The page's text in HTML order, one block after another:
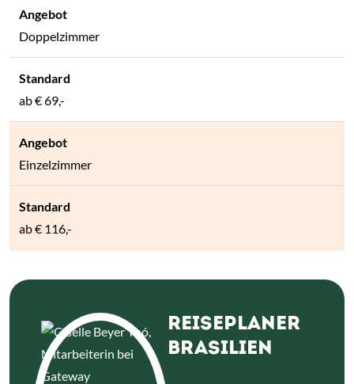
Doppelzimmer
ab€ 69,-
Einzelzimmer
ab€ 116,-
REISEPLANER
BRASILIEN